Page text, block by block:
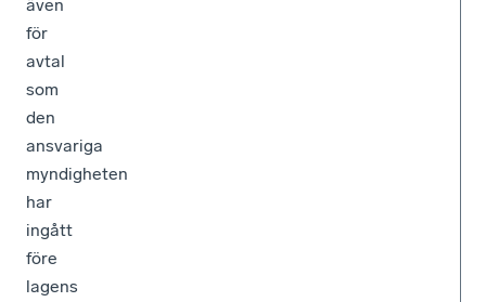
även
för
avtal
som
den
ansvariga
myndigheten
har
ingått
före
lagens